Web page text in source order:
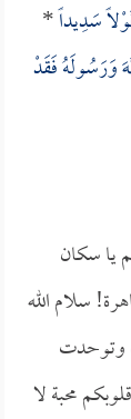
سَدِيداً*
وَرَسُولَهُ فَقَدْ
يا سكان
سلام الله
وتوحدت
محبة لا